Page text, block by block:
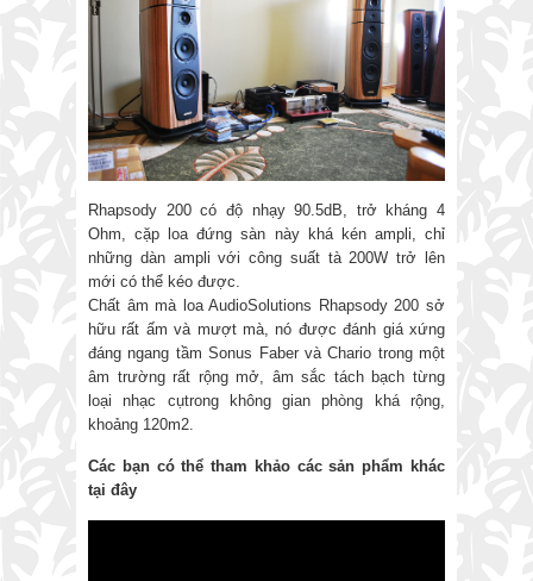
Rhapsody 200 có độ nhạy 90.5dB, trở kháng 4
Ohm, cặp loa đứng sàn này khá kén ampli, chỉ
những dàn ampli với công suất tà 200W trở lên
mới có thể kéo được.
Chất âm mà loa AudioSolutions Rhapsody 200 sở
hữu rất ấm và mượt mà, nó được đánh giá xứng
đáng ngang tầm Sonus Faber và Chario trong một
âm trường rất rộng mở, âm sắc tách bạch từng
loại nhạc cụtrong không gian phòng khá rộng,
khoảng 120m2.
Các bạn có thể tham khảo các sản phẩm khác
tại đây